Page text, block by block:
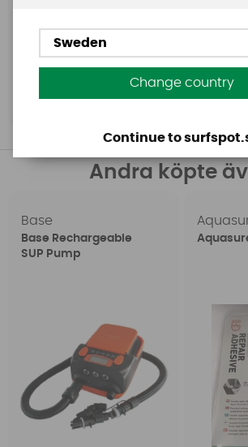
4097 SEK
5899 SEK
Andra köpte
Base
Base Rechargeable
SUP Pump
Sweden
Change country
Continue to